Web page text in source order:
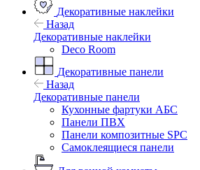
Декоративные наклейки
Назад
Декоративные наклейки
Deco Room
Декоративные панели
Назад
Декоративные панели
Кухонные фартуки АБС
Панели ПВХ
Панели композитные SPC
Самоклеящиеся панели